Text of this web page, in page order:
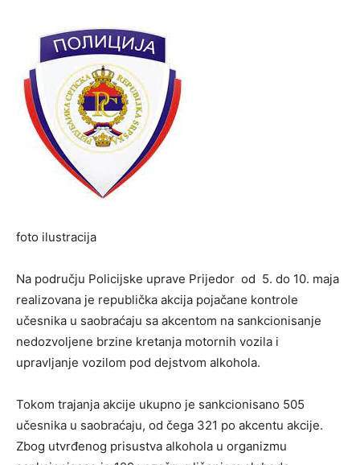
foto ilustracija
Na području Policijske uprave Prijedor od 5. do 10. maja
realizovana je republička akcija pojačane kontrole
učesnika u saobraćaju sa akcentom na sankcionisanje
nedozvolјene brzine kretanja motornih vozila i
upravlјanje vozilom pod dejstvom alkohola.
Tokom trajanja akcije ukupno je sankcionisano 505
učesnika u saobraćaju, od čega 321 po akcentu akcije.
Zbog utvrđenog prisustva alkohola u organizmu